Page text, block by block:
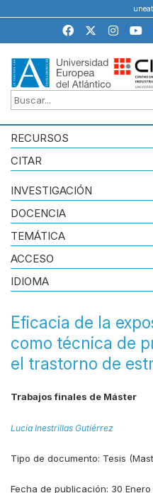
RECURSOS
CITAR
Eficacia de la
como técnica de
el trastorno de
Trabajos finales de Máster
Lucía Inestrillas Gutiérrez
Tipo de documento: Tesis
Fecha de publicación: 30
INVESTIGACIÓN
DOCENCIA
TEMÁTICA
ACCESO
IDIOMA